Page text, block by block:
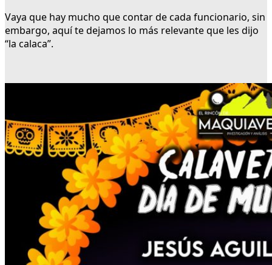
Vaya que hay mucho que contar de cada funcionario, sin
embargo, aquí te dejamos lo más relevante que les dijo
“la calaca”.